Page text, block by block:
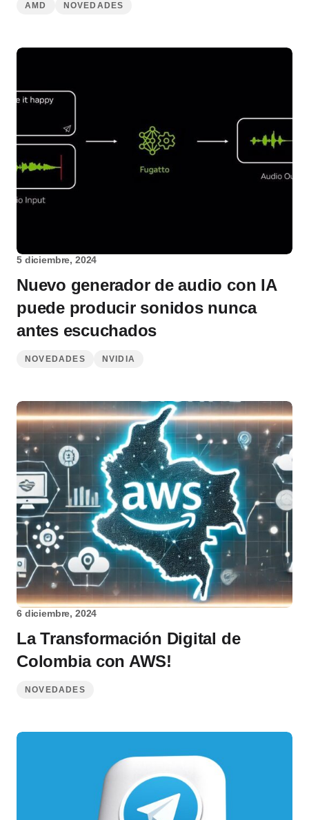
AMD NOVEDADES
5 diciembre, 2024
Nuevo generador de audio con IA
puede producir sonidos nunca
antes escuchados
NOVEDADES NVIDIA
6 diciembre, 2024
La Transformación Digital de
Colombia con AWS!
NOVEDADES